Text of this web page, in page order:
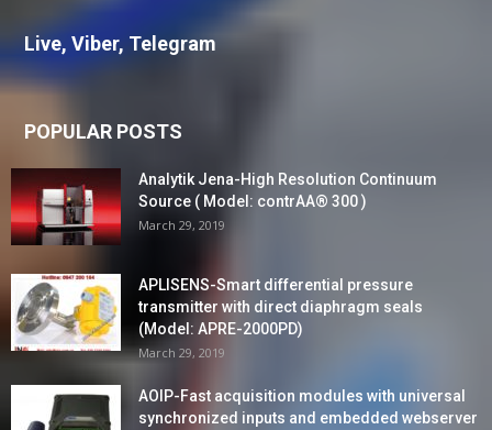
Live, Viber, Telegram
POPULAR POSTS
Analytik Jena-High Resolution Continuum
Source ( Model: contrAA® 300 )
March 29, 2019
APLISENS-Smart differential pressure
transmitter with direct diaphragm seals
(Model: APRE-2000PD)
March 29, 2019
AOIP-Fast acquisition modules with universal
synchronized inputs and embedded webserver